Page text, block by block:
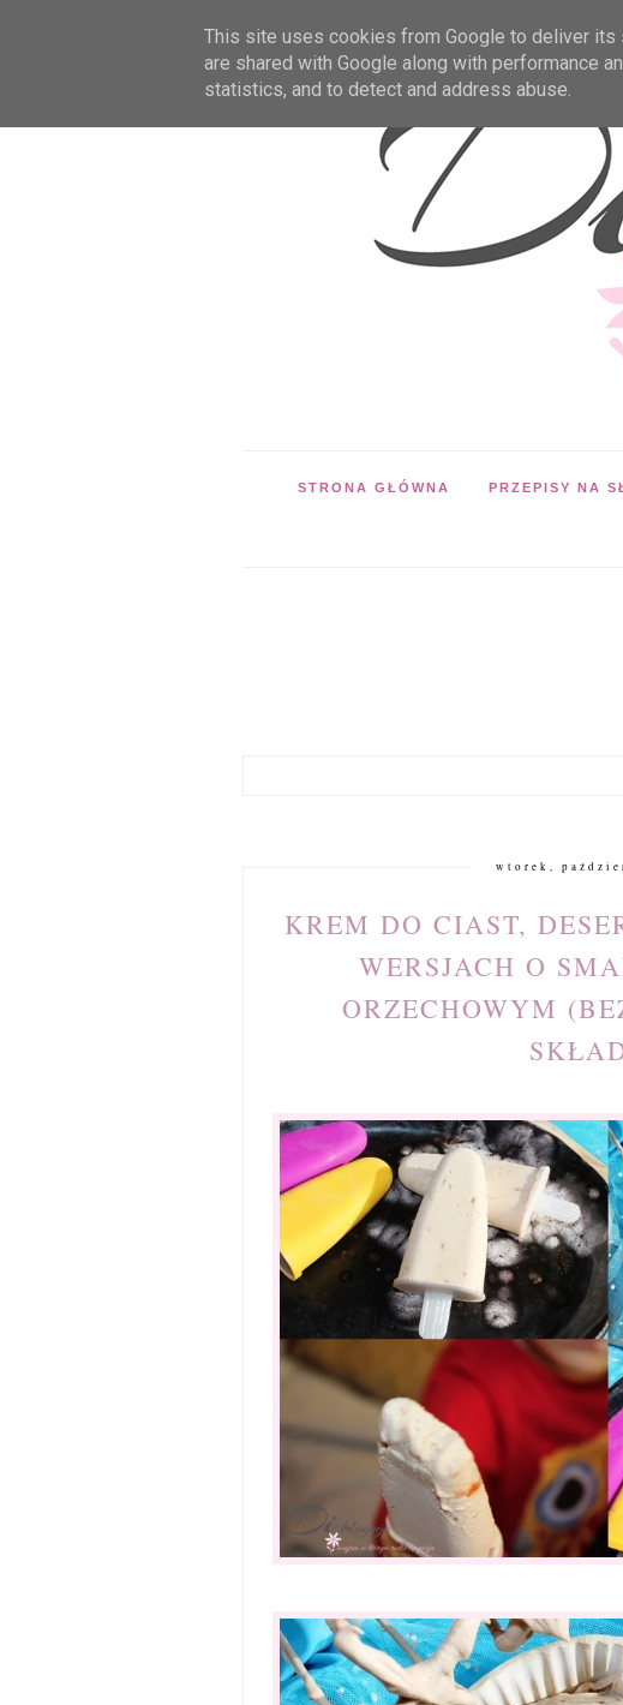
STRONA GŁÓWNA PRZEPISY NA
wtorek,
KREM DO CIAST,
WERSJACH O
ORZECHOWYM
This site uses cookies from Google to deliver its
are shared with Google along with performance
statistics, and to detect and address abuse.